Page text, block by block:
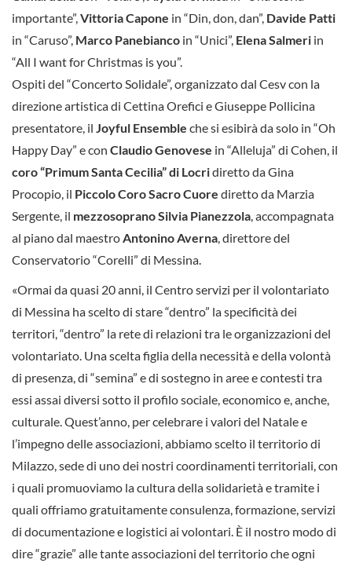
importante”,Vittoria Capone in “Din, don, dan”, Davide Patti
in “Caruso”, Marco Panebianco in “Unici”, Elena Salmeri in
“All I want for Christmas is you”.
Ospiti del “Concerto Solidale”, organizzato dal Cesv con la
direzione artistica di Cettina Orefici e Giuseppe Pollicina
presentatore, il Joyful Ensemble che si esibirà da solo in “Oh
Happy Day” e con Claudio Genovese in “Alleluja” di Cohen, il
coro “Primum Santa Cecilia” di Locridiretto da Gina
Procopio, il Piccolo Coro Sacro Cuore diretto da Marzia
Sergente, il mezzosoprano Silvia Pianezzola, accompagnata
al piano dal maestroAntonino Averna, direttore del
Conservatorio “Corelli” di Messina.
«Ormai da quasi 20 anni, il Centro servizi per il volontariato
di Messina ha scelto di stare “dentro” la specificità dei
territori, “dentro” la rete di relazioni tra le organizzazioni del
volontariato. Una scelta figlia della necessità e della volontà
di presenza, di “semina” e di sostegno in aree e contesti tra
essi assai diversi sotto il profilo sociale, economico e, anche,
culturale. Quest’anno, per celebrare i valori del Natale e
l’impegno delle associazioni, abbiamo scelto il territorio di
Milazzo, sede di uno dei nostri coordinamenti territoriali, con
i quali promuoviamo la cultura della solidarietà e tramite i
quali offriamo gratuitamente consulenza, formazione, servizi
di documentazione e logistici ai volontari. È il nostro modo di
dire “grazie” alle tante associazioni del territorio che ogni